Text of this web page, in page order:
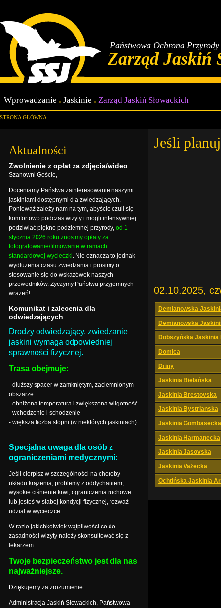
Państwowa Ochrona
Zarząd Jaskiń
Wprowadzanie Jaskinie Zarząd Jaskiń Słowackich
STRONA GŁÓWNA
Jeśli
02.10.2025,
Demianowska
Demianowska
Dobszyńska Jaskinia
Domica
Driny
Jaskinia Bielańska
Jaskinia Brestovska
Jaskinia Bystrianska
Jaskinia Gombasecka
Jaskinia Harmanecka
Jaskinia Jasovska
Jaskinia Vażecka
Ochtińska Jaskinia
Aktualności
Zwolnienie z opłat za zdjęcia/wideo
Szanowni Goście,
Doceniamy Państwa zainteresowanie naszymi
jaskiniami dostępnymi dla zwiedzających.
Ponieważ zależy nam na tym, abyście czuli się
komfortowo podczas wizyty i mogli intensywniej
podziwiać piękno podziemnej przyrody, od 1
stycznia 2026 roku znosimy opłaty za
fotografowanie/filmowanie w ramach
standardowej wycieczki. Nie oznacza to jednak
wydłużenia czasu zwiedzania i prosimy o
stosowanie się do wskazówek naszych
przewodników. Życzymy Państwu przyjemnych
wrażeń!
Komunikat i zalecenia dla
odwiedzających
Drodzy odwiedzający, zwiedzanie
jaskini wymaga odpowiedniej
sprawności fizycznej.
Trasa obejmuje:
- dłuższy spacer w zamkniętym, zaciemnionym
obszarze
- obniżona temperatura i zwiększona wilgotność
- wchodzenie i schodzenie
- większa liczba stopni (w niektórych jaskiniach).
Specjalna uwaga dla osób z
ograniczeniami medycznymi:
Jeśli cierpisz w szczególności na choroby
układu krążenia, problemy z oddychaniem,
wysokie ciśnienie krwi, ograniczenia ruchowe
lub jesteś w słabej kondycji fizycznej, rozważ
udział w wycieczce.
W razie jakichkolwiek wątpliwości co do
zasadności wizyty należy skonsultować się z
lekarzem.
Twoje bezpieczeństwo jest dla nas
najważniejsze.
Dziękujemy za zrozumienie
Administracja Jaskiń Słowackich, Państwowa